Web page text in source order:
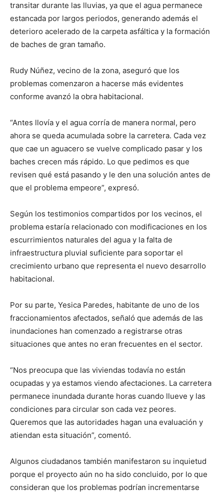
transitar durante las lluvias, ya que el agua permanece
estancada por largos periodos, generando además el
deterioro acelerado de la carpeta asfáltica y la formación
de baches de gran tamaño.
Rudy Núñez, vecino de la zona, aseguró que los
problemas comenzaron a hacerse más evidentes
conforme avanzó la obra habitacional.
“Antes llovía y el agua corría de manera normal, pero
ahora se queda acumulada sobre la carretera. Cada vez
que cae un aguacero se vuelve complicado pasar y los
baches crecen más rápido. Lo que pedimos es que
revisen qué está pasando y le den una solución antes de
que el problema empeore”, expresó.
Según los testimonios compartidos por los vecinos, el
problema estaría relacionado con modificaciones en los
escurrimientos naturales del agua y la falta de
infraestructura pluvial suficiente para soportar el
crecimiento urbano que representa el nuevo desarrollo
habitacional.
Por su parte, Yesica Paredes, habitante de uno de los
fraccionamientos afectados, señaló que además de las
inundaciones han comenzado a registrarse otras
situaciones que antes no eran frecuentes en el sector.
“Nos preocupa que las viviendas todavía no están
ocupadas y ya estamos viendo afectaciones. La carretera
permanece inundada durante horas cuando llueve y las
condiciones para circular son cada vez peores.
Queremos que las autoridades hagan una evaluación y
atiendan esta situación”, comentó.
Algunos ciudadanos también manifestaron su inquietud
porque el proyecto aún no ha sido concluido, por lo que
consideran que los problemas podrían incrementarse